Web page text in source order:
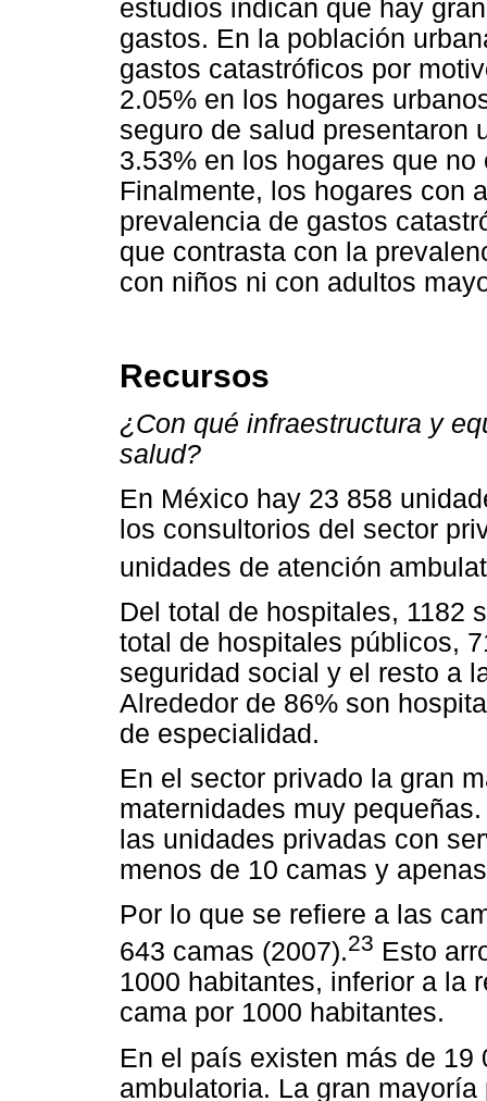
estudios indican que hay
gastos. En la población
gastos catastróficos por
2.05% en los hogares
seguro de salud presentaron
3.53% en los hogares que
Finalmente, los hogares con
prevalencia de gastos
que contrasta con la
con niños ni con adultos
Recursos
¿Con qué infraestructura y
salud?
En México hay 23 858
los consultorios del sector
unidades de atención
Del total de hospitales, 1182
total de hospitales públicos,
seguridad social y el resto a
Alrededor de 86% son
de especialidad.
En el sector privado la gran
maternidades muy
las unidades privadas con
menos de 10 camas y
Por lo que se refiere a las
643 camas (2007).23 Esto
1000 habitantes, inferior a la
cama por 1000 habitantes.
En el país existen más de
ambulatoria. La gran